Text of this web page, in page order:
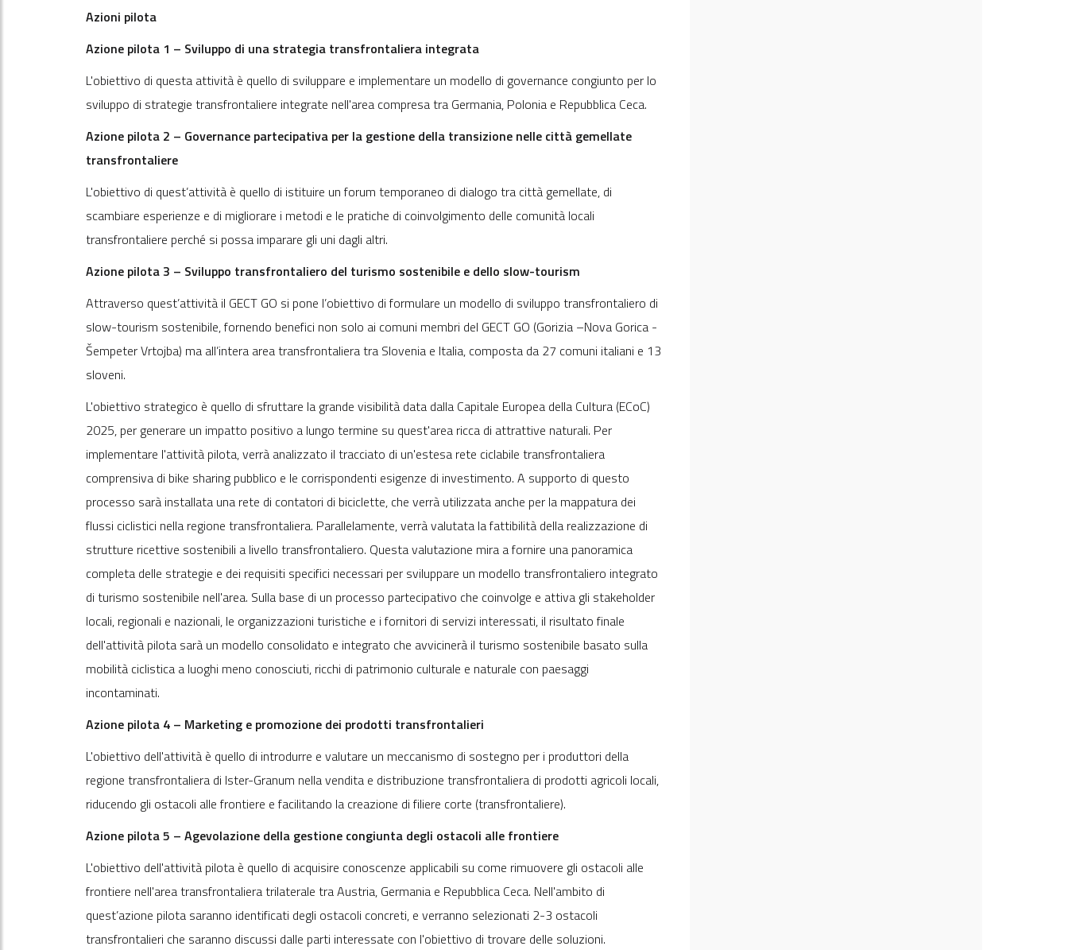
Azioni pilota
Azione pilota 1 – Sviluppo di una strategia transfrontaliera integrata
L'obiettivo di questa attività è quello di sviluppare e implementare un modello di governance congiunto per lo
sviluppo di strategie transfrontaliere integrate nell'area compresa tra Germania, Polonia e Repubblica Ceca.
Azione pilota 2 – Governance partecipativa per la gestione della transizione nelle città gemellate
transfrontaliere
L'obiettivo di quest’attività è quello di istituire un forum temporaneo di dialogo tra città gemellate, di
scambiare esperienze e di migliorare i metodi e le pratiche di coinvolgimento delle comunità locali
transfrontaliere perché si possa imparare gli uni dagli altri.
Azione pilota 3 – Sviluppo transfrontaliero del turismo sostenibile e dello slow-tourism
Attraverso quest’attività il GECT GO si pone l’obiettivo di formulare un modello di sviluppo transfrontaliero di
slow-tourism sostenibile, fornendo benefici non solo ai comuni membri del GECT GO (Gorizia –Nova Gorica -
Šempeter Vrtojba) ma all’intera area transfrontaliera tra Slovenia e Italia, composta da 27 comuni italiani e 13
sloveni.
L'obiettivo strategico è quello di sfruttare la grande visibilità data dalla Capitale Europea della Cultura (ECoC)
2025, per generare un impatto positivo a lungo termine su quest'area ricca di attrattive naturali. Per
implementare l'attività pilota, verrà analizzato il tracciato di un'estesa rete ciclabile transfrontaliera
comprensiva di bike sharing pubblico e le corrispondenti esigenze di investimento. A supporto di questo
processo sarà installata una rete di contatori di biciclette, che verrà utilizzata anche per la mappatura dei
flussi ciclistici nella regione transfrontaliera. Parallelamente, verrà valutata la fattibilità della realizzazione di
strutture ricettive sostenibili a livello transfrontaliero. Questa valutazione mira a fornire una panoramica
completa delle strategie e dei requisiti specifici necessari per sviluppare un modello transfrontaliero integrato
di turismo sostenibile nell'area. Sulla base di un processo partecipativo che coinvolge e attiva gli stakeholder
locali, regionali e nazionali, le organizzazioni turistiche e i fornitori di servizi interessati, il risultato finale
dell'attività pilota sarà un modello consolidato e integrato che avvicinerà il turismo sostenibile basato sulla
mobilità ciclistica a luoghi meno conosciuti, ricchi di patrimonio culturale e naturale con paesaggi
incontaminati.
Azione pilota 4 – Marketing e promozione dei prodotti transfrontalieri
L'obiettivo dell'attività è quello di introdurre e valutare un meccanismo di sostegno per i produttori della
regione transfrontaliera di Ister-Granum nella vendita e distribuzione transfrontaliera di prodotti agricoli locali,
riducendo gli ostacoli alle frontiere e facilitando la creazione di filiere corte (transfrontaliere).
Azione pilota 5 – Agevolazione della gestione congiunta degli ostacoli alle frontiere
L'obiettivo dell'attività pilota è quello di acquisire conoscenze applicabili su come rimuovere gli ostacoli alle
frontiere nell'area transfrontaliera trilaterale tra Austria, Germania e Repubblica Ceca. Nell'ambito di
quest’azione pilota saranno identificati degli ostacoli concreti, e verranno selezionati 2-3 ostacoli
transfrontalieri che saranno discussi dalle parti interessate con l'obiettivo di trovare delle soluzioni.